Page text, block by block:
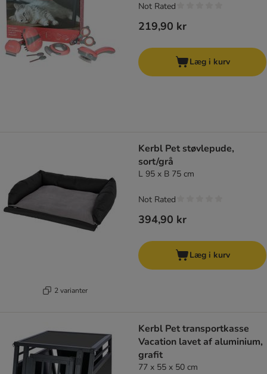
219,90 kr
Not Rated
Læg i kurv
2 varianter
Kerbl Pet støvlepude,
sort/grå
L 95 x B 75 cm
394,90 kr
Not Rated
Læg i kurv
Kerbl Pet transportkasse
Vacation lavet af aluminium,
grafit
77 x 55 x 50 cm